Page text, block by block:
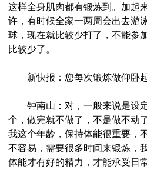
这样全身肌肉都有锻炼到。加起
许，有时候全家一两周会出去游
球，现在就比较少打了，不能参
比较少了。
新快报：您每次锻炼做仰卧起
钟南山：对，一般来说是设定
个，做完就不做了，不是做不动
我这个年龄，保持体能很重要，
不容易，需要很多时间来锻炼，
体能才有好的精力，才能承受日